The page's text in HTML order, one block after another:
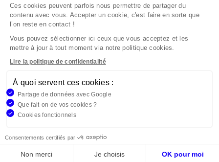
l’Assurance TSA 50110 75441 PARIS CEDEX 09 ou
par email à l’adresse www.mediation-
assurance.org
La saisine du Médiateur de l’Assurance est gratuite
mais ne peut intervenir qu’après nous avoir
adressé une réclamation écrite.
Garantme, société par actions simplifiée au capital de 19
Code des Assurances et immatriculée à l’ORIAS
75002 Paris
Ces cookies peuvent parfois nous permettre de partager du
contenu avec vous. Accepter un cookie, c'est faire en sorte que
l’on reste en contact !
Vous pouvez sélectionner ici ceux que vous acceptez et les
mettre à jour à tout moment via notre politique cookies.
Lire la politique de confidentialité
À quoi servent ces cookies :
Partage de données avec Google
Que fait-on de vos cookies ?
Cookies fonctionnels
Consentements certifiés par
Non merci Je choisis OK pour moi